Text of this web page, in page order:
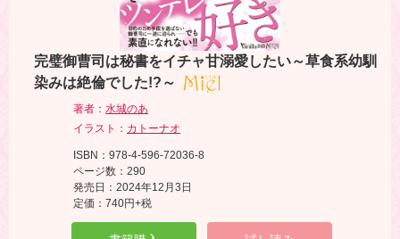
完璧御曹司は秘書をイチャ甘溺愛したい～草食系幼馴
染みは絶倫でした!?～
著者： 水城のあ
イラスト： カトーナオ
ISBN：978-4-596-72036-8
ページ数：290
発売日：2024年12月3日
定価：740円+税